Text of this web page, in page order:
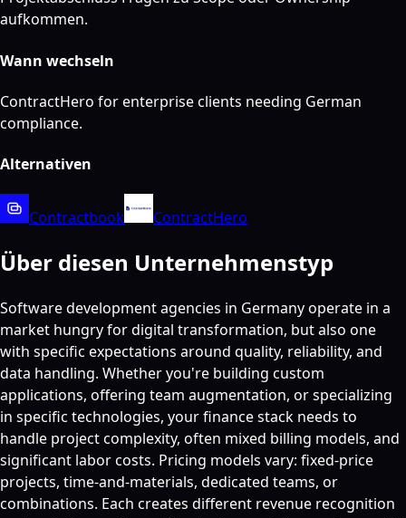
aufkommen.
Wann wechseln
ContractHero for enterprise clients needing German
compliance.
Alternativen
Contractbook ContractHero
Über diesen Unternehmenstyp
Software development agencies in Germany operate in a
market hungry for digital transformation, but also one
with specific expectations around quality, reliability, and
data handling. Whether you're building custom
applications, offering team augmentation, or specializing
in specific technologies, your finance stack needs to
handle project complexity, often mixed billing models, and
significant labor costs. Pricing models vary: fixed-price
projects, time-and-materials, dedicated teams, or
combinations. Each creates different revenue recognition